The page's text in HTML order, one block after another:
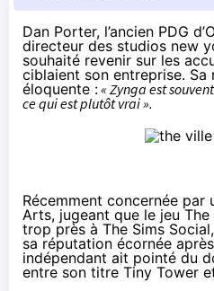
Dan Porter, l’ancien PDG
directeur des studios new
souhaité revenir sur les
ciblaient son entreprise. Sa
éloquente :« Zynga est
ce qui est plutôt vrai ».
Récemment concernée par
Arts, jugeant que le jeu
trop près à The Sims
sa réputation écornée
indépendant ait pointé du
entre son titre Tiny Tower